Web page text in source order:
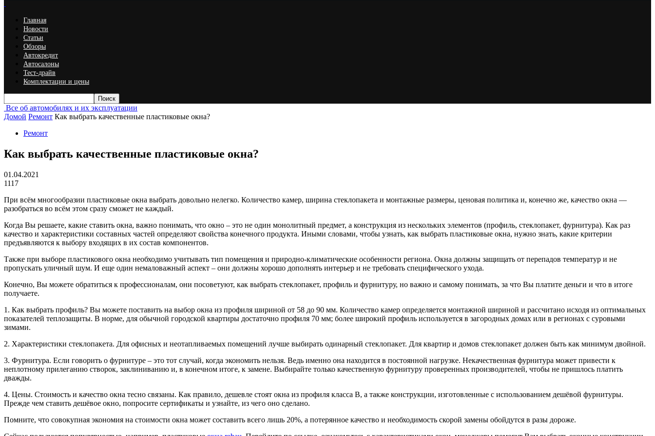
Главная
Новости
Статьи
Обзоры
Автокредит
Автосалоны
Тест-драйв
Комплектации и цены
Все об автомобилях и их эксплуатации
Домой Ремонт Как выбрать качественные пластиковые окна?
Ремонт
Как выбрать качественные пластиковые окна?
01.04.2021
1117
При всём многообразии пластиковые окна выбрать довольно нелегко. Количество камер, ширина стеклопакета и монтажные размеры, ценовая политика и, конечно же, качество окна —
разобраться во всём этом сразу сможет не каждый.
Когда Вы решаете, какие ставить окна, важно понимать, что окно – это не один монолитный предмет, а конструкция из нескольких элементов (профиль, стеклопакет, фурнитура). Как раз
качество и характеристики составных частей определяют свойства конечного продукта. Иными словами, чтобы узнать, как выбрать пластиковые окна, нужно знать, какие критерии
предъявляются к выбору входящих в их состав компонентов.
Также при выборе пластикового окна необходимо учитывать тип помещения и природно-климатические особенности региона. Окна должны защищать от перепадов температур и не
пропускать уличный шум. И еще один немаловажный аспект – они должны хорошо дополнять интерьер и не требовать специфического ухода.
Конечно, Вы можете обратиться к профессионалам, они посоветуют, как выбрать стеклопакет, профиль и фурнитуру, но важно и самому понимать, за что Вы платите деньги и что в итоге
получаете.
1. Как выбрать профиль? Вы можете поставить на выбор окна из профиля шириной от 58 до 90 мм. Количество камер определяется монтажной шириной и рассчитано исходя из оптимальных
показателей теплозащиты. В норме, для обычной городской квартиры достаточно профиля 70 мм; более широкий профиль используется в загородных домах или в регионах с суровыми
зимами.
2. Характеристики стеклопакета. Для офисных и неотапливаемых помещений лучше выбирать одинарный стеклопакет. Для квартир и домов стеклопакет должен быть как минимум двойной.
3. Фурнитура. Если говорить о фурнитуре – это тот случай, когда экономить нельзя. Ведь именно она находится в постоянной нагрузке. Некачественная фурнитура может привести к
неплотному прилеганию створок, заклиниванию и, в конечном итоге, к замене. Выбирайте только качественную фурнитуру проверенных производителей, чтобы не пришлось платить
дважды.
4. Цены. Стоимость и качество окна тесно связаны. Как правило, дешевле стоят окна из профиля класса В, а также конструкции, изготовленные с использованием дешёвой фурнитуры.
Прежде чем ставить дешёвое окно, попросите сертификаты и узнайте, из чего оно сделано.
Помните, что совокупная экономия на стоимости окна может составить всего лишь 20%, а потерянное качество и необходимость скорой замены обойдутся в разы дороже.